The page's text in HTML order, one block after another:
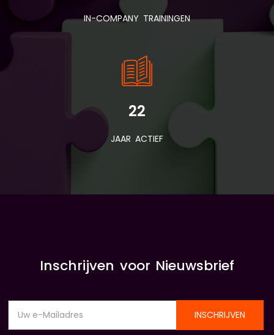
IN-COMPANY TRAININGEN
22
JAAR ACTIEF
Inschrijven voor Nieuwsbrief
INSCHRIJVEN